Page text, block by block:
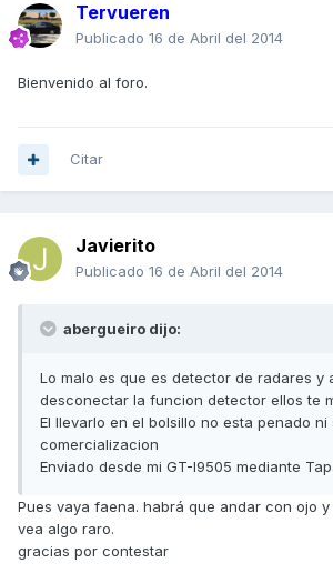
Tervueren
Publicado 16 de Abril del 2014
Bienvenido al foro.
Citar
Javierito
Publicado 16 de Abril del 2014
abergueiro dijo:
Lo malo es que es detector de radares y
desconectar la funcion detector ellos te
El llevarlo en el bolsillo no esta penado
comercializacion
Enviado desde mi GT-I9505 mediante
Pues vaya faena. habrá que andar con ojo
vea algo raro.
gracias por contestar